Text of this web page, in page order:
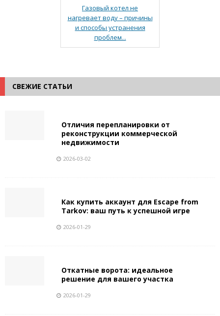
Газовый котел не
нагревает воду – причины
и способы устранения
проблем...
СВЕЖИЕ СТАТЬИ
Отличия перепланировки от
реконструкции коммерческой
недвижимости
2026-03-02
Как купить аккаунт для Escape from
Tarkov: ваш путь к успешной игре
2026-01-29
Откатные ворота: идеальное
решение для вашего участка
2026-01-29